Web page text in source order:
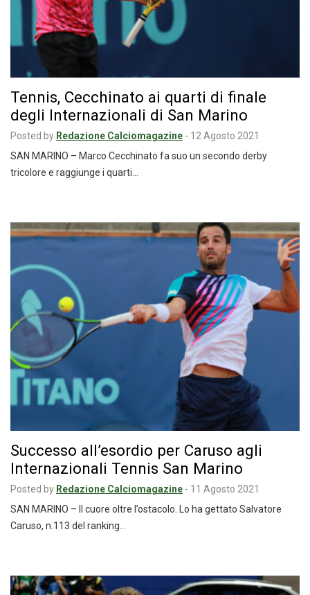
Tennis, Cecchinato ai quarti di finale
degli Internazionali di San Marino
Posted by Redazione Calciomagazine - 12 Agosto 2021
SAN MARINO – Marco Cecchinato fa suo un secondo derby
tricolore e raggiunge i quarti…
Successo all’esordio per Caruso agli
Internazionali Tennis San Marino
Posted by Redazione Calciomagazine - 11 Agosto 2021
SAN MARINO – Il cuore oltre l’ostacolo. Lo ha gettato Salvatore
Caruso, n.113 del ranking…